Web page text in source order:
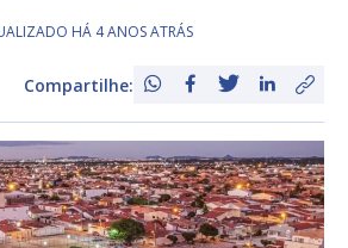
HÁ 4 ANOS ATRÁS
Compartilhe: